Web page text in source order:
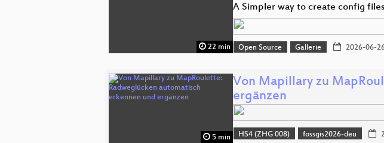
22 min
A Simpler way to create config
Open Source Gallerie 2026-06-
5 min
Von Mapillary zu
ergänzen
HS4 (ZHG 008) fossgis2026-deu